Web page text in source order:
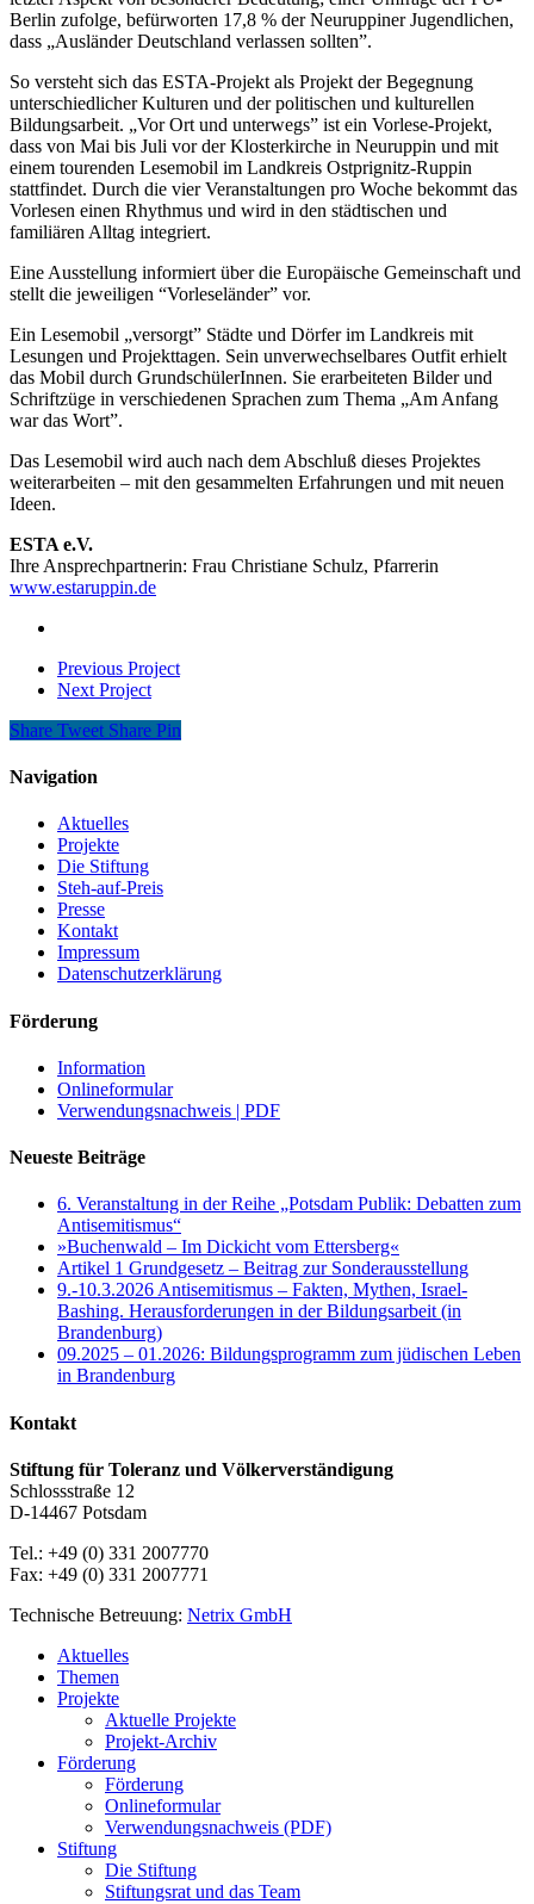
Berlin zufolge, befürworten 17,8 % der Neuruppiner Jugendlichen,
dass „Ausländer Deutschland verlassen sollten”.
So versteht sich das ESTA-Projekt als Projekt der Begegnung
unterschiedlicher Kulturen und der politischen und kulturellen
Bildungsarbeit. „Vor Ort und unterwegs” ist ein Vorlese-Projekt,
dass von Mai bis Juli vor der Klosterkirche in Neuruppin und mit
einem tourenden Lesemobil im Landkreis Ostprignitz-Ruppin
stattfindet. Durch die vier Veranstaltungen pro Woche bekommt das
Vorlesen einen Rhythmus und wird in den städtischen und
familiären Alltag integriert.
Eine Ausstellung informiert über die Europäische Gemeinschaft und
stellt die jeweiligen “Vorleseländer” vor.
Ein Lesemobil „versorgt” Städte und Dörfer im Landkreis mit
Lesungen und Projekttagen. Sein unverwechselbares Outfit erhielt
das Mobil durch GrundschülerInnen. Sie erarbeiteten Bilder und
Schriftzüge in verschiedenen Sprachen zum Thema „Am Anfang
war das Wort”.
Das Lesemobil wird auch nach dem Abschluß dieses Projektes
weiterarbeiten – mit den gesammelten Erfahrungen und mit neuen
Ideen.
ESTA e.V.
Ihre Ansprechpartnerin: Frau Christiane Schulz, Pfarrerin
www.estaruppin.de
Previous Project
Next Project
Share Tweet Share Pin
Navigation
Aktuelles
Projekte
Die Stiftung
Steh-auf-Preis
Presse
Kontakt
Impressum
Datenschutzerklärung
Förderung
Information
Onlineformular
Verwendungsnachweis | PDF
Neueste Beiträge
6. Veranstaltung in der Reihe „Potsdam Publik: Debatten zum
Antisemitismus“
»Buchenwald – Im Dickicht vom Ettersberg«
Artikel 1 Grundgesetz – Beitrag zur Sonderausstellung
9.-10.3.2026 Antisemitismus – Fakten, Mythen, Israel-
Bashing. Herausforderungen in der Bildungsarbeit (in
Brandenburg)
09.2025 – 01.2026: Bildungsprogramm zum jüdischen Leben
in Brandenburg
Kontakt
Stiftung für Toleranz und Völkerverständigung
Schlossstraße 12
D-14467 Potsdam
Tel.: +49 (0) 331 2007770
Fax: +49 (0) 331 2007771
Technische Betreuung: Netrix GmbH
Close
Menu
Aktuelles
Themen
Projekte
Aktuelle Projekte
Projekt-Archiv
Förderung
Förderung
Onlineformular
Verwendungsnachweis (PDF)
Stiftung
Die Stiftung
Stiftungsrat und das Team